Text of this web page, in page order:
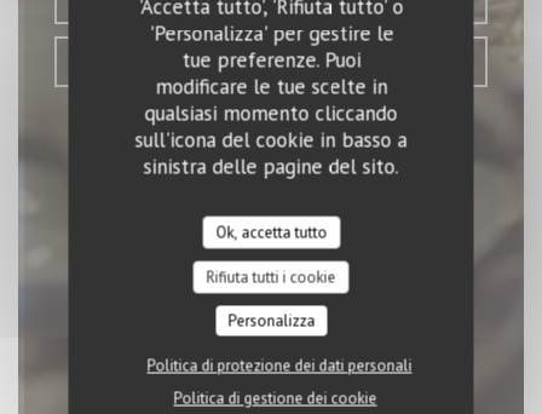
'Accetta tutto', 'Rifiuta tutto' o
'Personalizza' per gestire le
tue preferenze. Puoi
modificare le tue scelte in
qualsiasi momento cliccando
sull'icona del cookie in basso a
sinistra delle pagine del sito.
Ok, accetta tutto
Rifiuta tutti i cookie
Personalizza
Politica di protezione dei dati personali
Politica di gestione dei cookie
PORTA VIA